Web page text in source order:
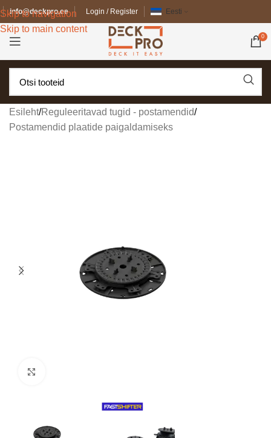
Skip to navigation
Skip to main content
info@deckpro.ee Login / Register Eesti
0
Esileht/Reguleeritavad tugid - postamendid/
Postamendid plaatide paigaldamiseks